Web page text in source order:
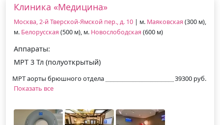
Клиника «Медицина»
Москва, 2-й Тверской-Ямской пер., д. 10 | м. Маяковская (300 м),
м. Белорусская (500 м), м. Новослободская (600 м)
Аппараты:
МРТ 3 Тл (полуоткрытый)
МРТ аорты брюшного отдела
39300 руб.
Показать все